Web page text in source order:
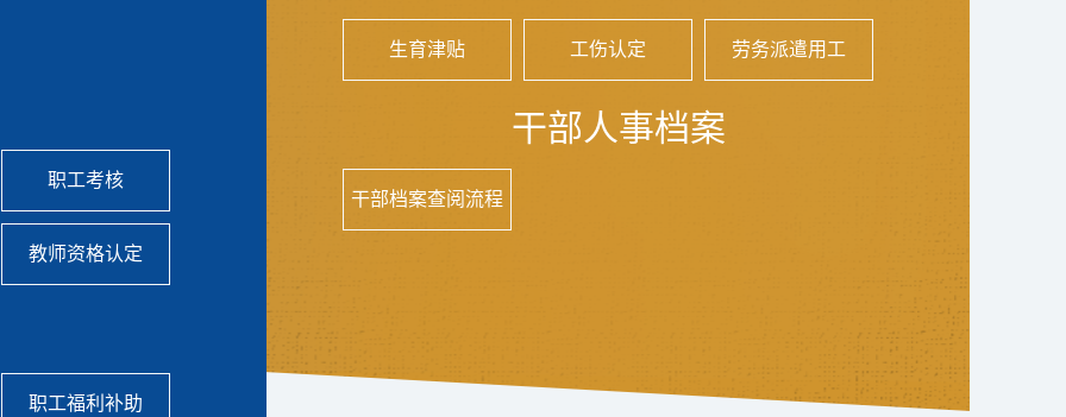
职工考核
教师资格认定
职工福利补助
生育津贴 工伤认定 劳务派遣用工
干部人事档案
干部档案查阅流程